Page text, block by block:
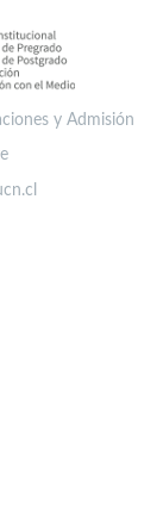
y Admisión